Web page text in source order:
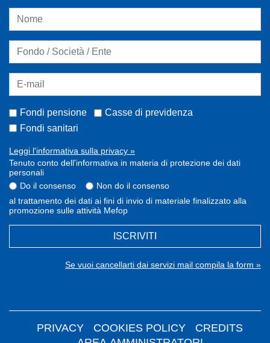
Fondi pensione
Casse di previdenza
Fondi sanitari
Leggi l'informativa sulla privacy »
Tenuto conto dell'informativa in materia di protezione dei dati
personali
Do il consenso
Non do il consenso
al trattamento dei dati ai fini di invio di materiale finalizzato alla
promozione sulle attività Mefop
ISCRIVITI
Se vuoi cancellarti dai servizi mail compila la form »
PRIVACY COOKIES POLICY
CREDITS